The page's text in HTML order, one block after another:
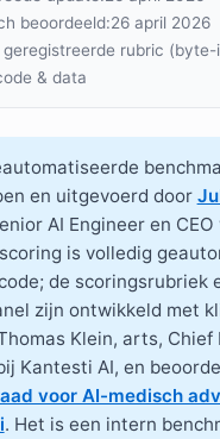
beoordeeld:26 april 2026
geregistreerde rubric (byte-
& data
en uitgevoerd door
AI Engineer en
is volledig
de scoringsrubriek
zijn ontwikkeld met
Klein, arts, Chief
Kantesti AI, en
voor AI-medisch
. Het is een intern